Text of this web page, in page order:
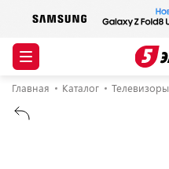
Главная Каталог Телевизоры